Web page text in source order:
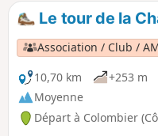
Le tour de la
Association / Club /
10,70 km
+253 m
Moyenne
Départ à Colombier